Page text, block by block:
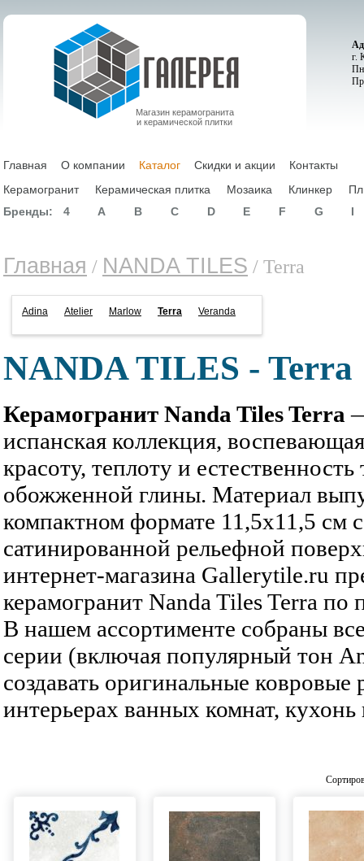
Магазин керамогранита
и керамической плитки
г.
Главная О компании Каталог Скидки и акции
Контакты
Керамогранит
Керамическая плитка Мозаика Клинкер
Бренды:
4 A B C D E F G I
Главная / NANDA TILES / Terra
Adina Atelier Marlow Terra Veranda
NANDA TILES - Terra
Керамогранит Nanda Tiles Terra
испанская коллекция,
красоту, теплоту и
обожженной глины. Материал
компактном формате 11,5х11,5 см
сатинированной рельефной
интернет-магазина Gallerytile.ru
керамогранит Nanda Tiles Terra по
В нашем ассортименте собраны
серии (включая популярный тон
создавать оригинальные ковровые
интерьерах ванных комнат,